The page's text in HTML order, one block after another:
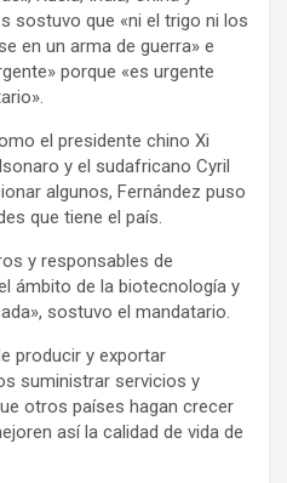
sostuvo que «ni el trigo ni los
en un arma de guerra» e
porque «es urgente
el presidente chino Xi
y el sudafricano Cyril
algunos, Fernández puso
que tiene el país.
y responsables de
ámbito de la biotecnología y
sostuvo el mandatario.
producir y exportar
suministrar servicios y
otros países hagan crecer
así la calidad de vida de